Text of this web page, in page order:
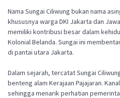
Nama Sungai Ciliwung bukan nama
khususnya warga DKI Jakarta dan
memiliki kontribusi besar dalam
Kolonial Belanda. Sungai ini
di pantai utara Jakarta.
Dalam sejarah, tercatat Sungai
benteng alam Kerajaan Pajajaran.
sehingga menarik perhatian